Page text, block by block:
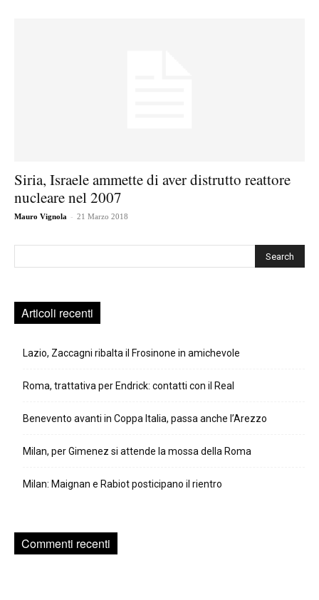
Siria, Israele ammette di aver distrutto reattore
nucleare nel 2007
Mauro Vignola - 21 Marzo 2018
Articoli recenti
Lazio, Zaccagni ribalta il Frosinone in amichevole
Roma, trattativa per Endrick: contatti con il Real
Benevento avanti in Coppa Italia, passa anche l’Arezzo
Milan, per Gimenez si attende la mossa della Roma
Milan: Maignan e Rabiot posticipano il rientro
Commenti recenti